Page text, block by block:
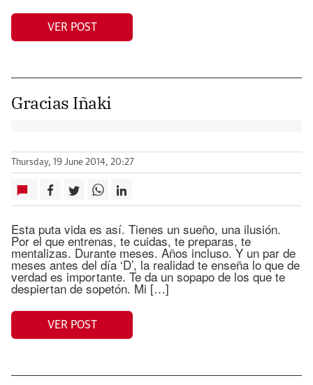
VER POST
Gracias Iñaki
Thursday, 19 June 2014, 20:27
Esta puta vida es así. Tienes un sueño, una ilusión.
Por el que entrenas, te cuidas, te preparas, te
mentalizas. Durante meses. Años incluso. Y un par de
meses antes del día ‘D’, la realidad te enseña lo que de
verdad es importante. Te da un sopapo de los que te
despiertan de sopetón. Mi […]
VER POST